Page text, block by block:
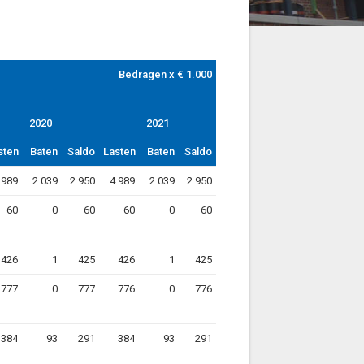
Bedragen x € 1.000
2020 2021
Baten Saldo Lasten Baten Saldo
Bedragen x € 1.000
2020 2021
Baten Saldo Lasten Baten Saldo
2.039 2.950 4.989 2.039 2.950
60 0 60 60 0 60
426 1 425 426 1 425
777 0 777 776 0 776
384 93 291 384 93 291